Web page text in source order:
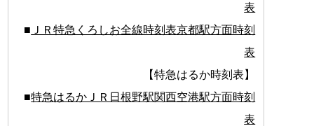
表
■ ＪＲ特急くろしお全線時刻表京都駅方面時刻
表
【特急はるか時刻表】
■特急はるかＪＲ日根野駅関西空港駅方面時刻
表